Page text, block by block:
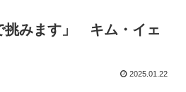
挑みます」 キム・イェ
2025.01.22